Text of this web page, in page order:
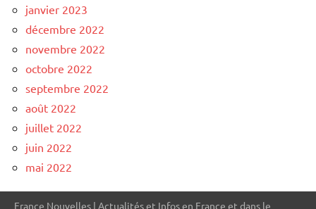
janvier 2023
décembre 2022
novembre 2022
octobre 2022
septembre 2022
août 2022
juillet 2022
juin 2022
mai 2022
France Nouvelles | Actualités et Infos en France et dans le